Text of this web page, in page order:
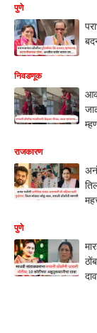
पुणे
निवडणूक
राजकारण
पुणे